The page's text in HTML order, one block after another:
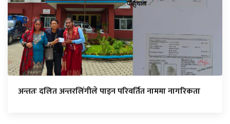
अन्ततः दलित अन्तरलिंगीले पाइन परिवर्तित नाममा नागरिकता